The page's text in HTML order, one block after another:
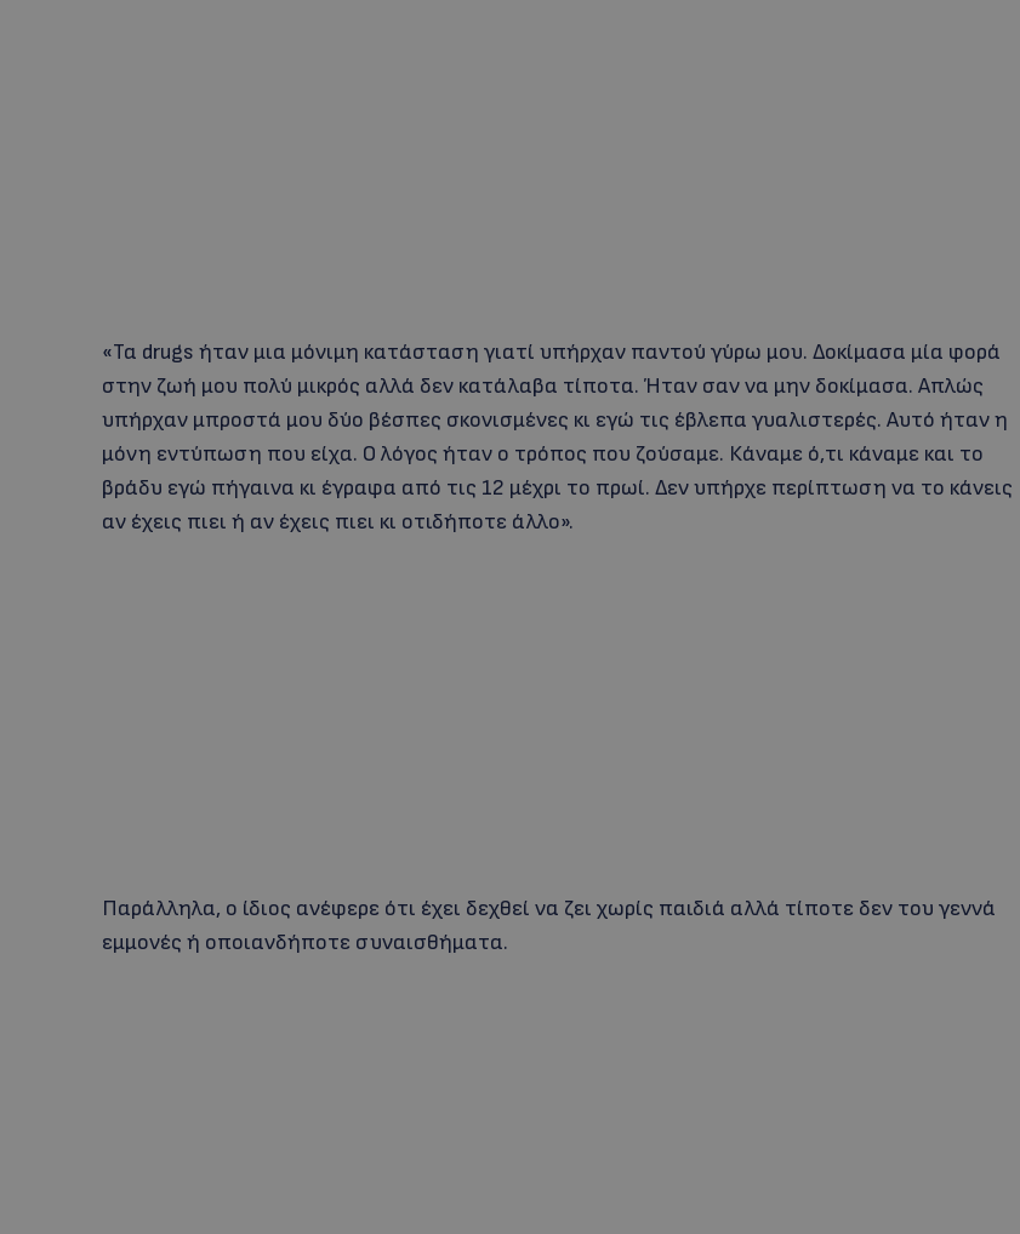
«Τα drugs ήταν μια μόνιμη κατάσταση γιατί υπήρχαν παντού γύρω μου. Δοκίμασα μία φορά
στην ζωή μου πολύ μικρός αλλά δεν κατάλαβα τίποτα. Ήταν σαν να μην δοκίμασα. Απλώς
υπήρχαν μπροστά μου δύο βέσπες σκονισμένες κι εγώ τις έβλεπα γυαλιστερές. Αυτό ήταν η
μόνη εντύπωση που είχα. Ο λόγος ήταν ο τρόπος που ζούσαμε. Κάναμε ό,τι κάναμε και το
βράδυ εγώ πήγαινα κι έγραφα από τις 12 μέχρι το πρωί. Δεν υπήρχε περίπτωση να το κάνεις
αν έχεις πιει ή αν έχεις πιει κι οτιδήποτε άλλο».
Παράλληλα, ο ίδιος ανέφερε ότι έχει δεχθεί να ζει χωρίς παιδιά αλλά τίποτε δεν του γεννά
εμμονές ή οποιανδήποτε συναισθήματα.